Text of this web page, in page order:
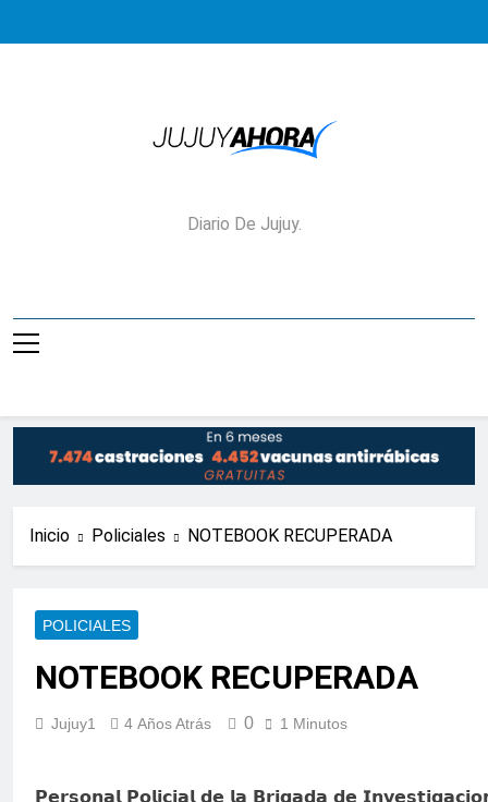
Jujuy Ahora!
Diario De Jujuy.
Inicio Policiales NOTEBOOK RECUPERADA
POLICIALES
NOTEBOOK RECUPERADA
Jujuy1 4 Años Atrás 0 1 Minutos
𝗣𝗲𝗿𝘀𝗼𝗻𝗮𝗹 𝗣𝗼𝗹𝗶𝗰𝗶𝗮𝗹 𝗱𝗲 𝗹𝗮 𝗕𝗿𝗶𝗴𝗮𝗱𝗮 𝗱𝗲